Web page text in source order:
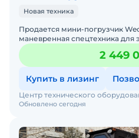
Новая техника
Продается мини-погрузчик
маневренная спецтехника для
стройплощадках, дорогах и в
Если вам н
2 449
Купить в лизинг
Обновлено сегодня
Центр технического